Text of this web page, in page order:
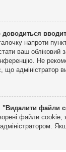
напроти
ваш
Не
що адміністратор
"Видалити файли
файли cookie,